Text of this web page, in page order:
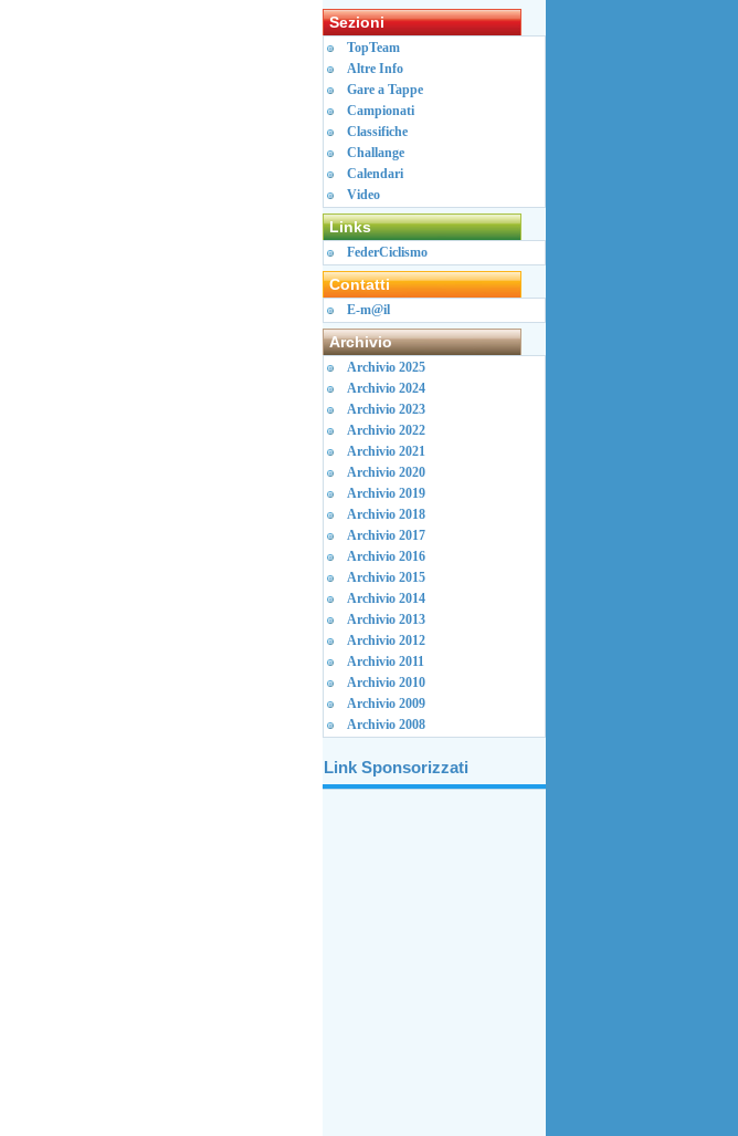
Sezioni
TopTeam
Altre Info
Gare a Tappe
Campionati
Classifiche
Challange
Calendari
Video
Links
FederCiclismo
Contatti
E-m@il
Archivio
Archivio 2025
Archivio 2024
Archivio 2023
Archivio 2022
Archivio 2021
Archivio 2020
Archivio 2019
Archivio 2018
Archivio 2017
Archivio 2016
Archivio 2015
Archivio 2014
Archivio 2013
Archivio 2012
Archivio 2011
Archivio 2010
Archivio 2009
Archivio 2008
Link Sponsorizzati